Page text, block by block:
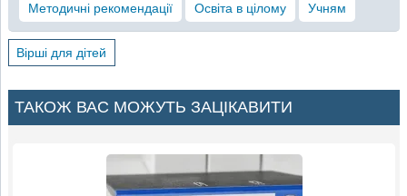
Методичні рекомендації Освіта в цілому Учням
Вірші для дітей
ТАКОЖ ВАС МОЖУТЬ ЗАЦІКАВИТИ